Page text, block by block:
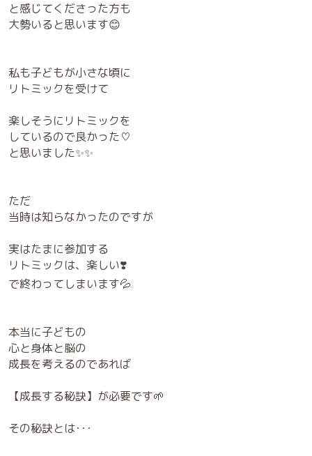
と感じてくださった方も
大勢いると思います😊
私も子どもが小さな頃に
リトミックを受けて
楽しそうにリトミックを
しているので良かった♡
と思いました✨✨
ただ
当時は知らなかったのですが
実はたまに参加する
リトミックは、楽しい❣️
で終わってしまいます💦
本当に子どもの
心と身体と脳の
成長を考えるのであれば
【成長する秘訣】が必要です🌱
その秘訣とは･･･